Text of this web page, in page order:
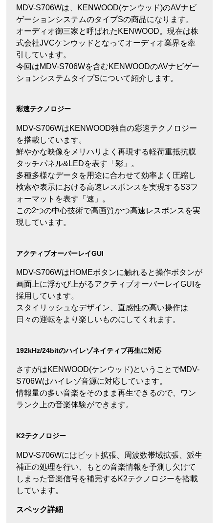
MDV-S706Wは、KENWOOD(ケンウッド)のAVナビ
ゲーションシステムのタイプSの商品になります。
オーディオ御三家と呼ばれたKENWOOD。現在は株
式会社JVCケンウッドとなってオーディオ業界を牽
引しています。
今回はMDV-S706Wを含むKENWOODのAVナビゲー
ションシステムタイプSについて紹介します。
彩速テクノロジー
MDV-S706WはKENWOOD独自の彩速テクノロジー
を搭載しています。
鮮やかな映像をメリハリよく再現する軽荷重抵抗膜
タッチパネル&LEDを表す「彩」。
多種多様なデータを用途に合わせて効率よく圧縮し
検索や表示における高速レスポンスを実現するS3フ
ォーマットを表す「速」。
この2つの中心技術で高画質かつ高速レスポンスを実
現しています。
アクティブオーバーレイGUI
MDV-S706WはHOMEボタンに触れると操作ボタンが
画面上に浮かび上がるアクティブオーバーレイGUIを
採用しています。
スタイリッシュなデザイン、直感性の高い操作は
日々の運転をより楽しいものにしてくれます。
192kHz/24bitのハイレゾネイティブ再生に対応
さすがはKENWOOD(ケンウッド)ということでMDV-
S706Wはハイレゾ音源に対応しています。
情報量の多い音楽をそのまま再生できるので、ワン
ランク上の音楽体験ができます。
K2テクノロジー
MDV-S706Wにはビット拡張、周波数帯域拡張、派生
補正の処理を行い、もとの音楽情報を予測し欠けて
しまった音楽信号を補完するK2テクノロジーを搭載
しています。
スペック詳細